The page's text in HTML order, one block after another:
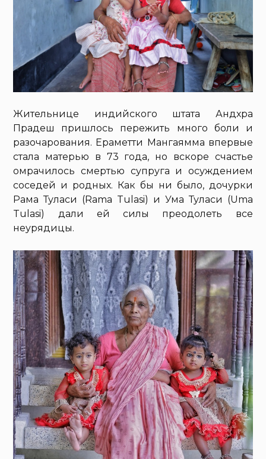
Жительнице индийского штата Андхра
Прадеш пришлось пережить много боли и
разочарования. Ераметти Мангаямма впервые
стала матерью в 73 года, но вскоре счастье
омрачилось смертью супруга и осуждением
соседей и родных. Как бы ни было, дочурки
Рама Туласи (Rama Tulasi) и Ума Туласи (Uma
Tulasi) дали ей силы преодолеть все
неурядицы.